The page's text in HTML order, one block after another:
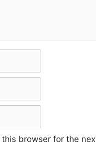
browser for the